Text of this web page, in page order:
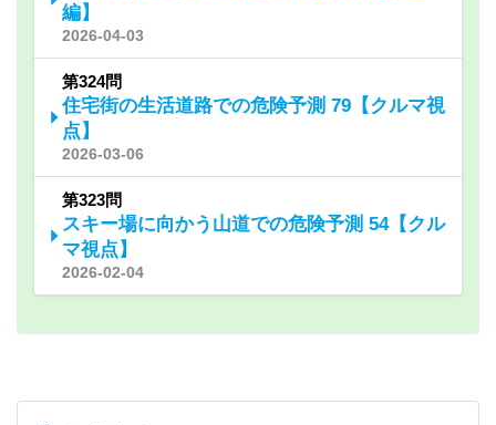
編】
2026-04-03
第324問
住宅街の生活道路での危険予測 79【クルマ視
点】
2026-03-06
第323問
スキー場に向かう山道での危険予測 54【クル
マ視点】
2026-02-04